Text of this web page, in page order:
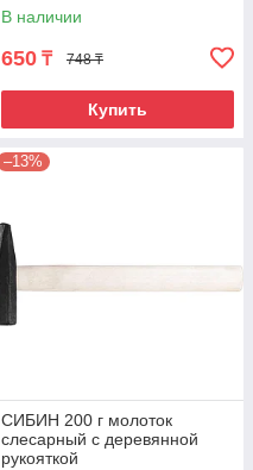
В наличии
650 ₸ 748 ₸
Купить
–13%
СИБИН 200 г молоток
слесарный с деревянной
рукояткой